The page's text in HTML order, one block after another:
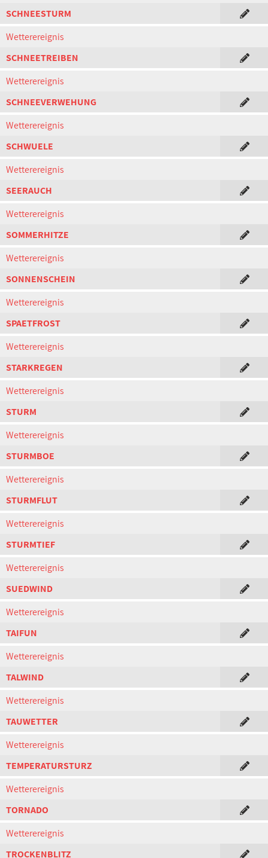
SCHNEESTURM
Wetterereignis
SCHNEETREIBEN
Wetterereignis
SCHNEEVERWEHUNG
Wetterereignis
SCHWUELE
Wetterereignis
SEERAUCH
Wetterereignis
SOMMERHITZE
Wetterereignis
SONNENSCHEIN
Wetterereignis
SPAETFROST
Wetterereignis
STARKREGEN
Wetterereignis
STURM
Wetterereignis
STURMBOE
Wetterereignis
STURMFLUT
Wetterereignis
STURMTIEF
Wetterereignis
SUEDWIND
Wetterereignis
TAIFUN
Wetterereignis
TALWIND
Wetterereignis
TAUWETTER
Wetterereignis
TEMPERATURSTURZ
Wetterereignis
TORNADO
Wetterereignis
TROCKENBLITZ